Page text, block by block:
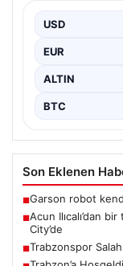
uyandıran
detaylarını…
USD
EUR
ALTIN
BTC
Son Eklenen
■Garson robot
■Acun Ilıcalı’dan
City’de
■Trabzonspor